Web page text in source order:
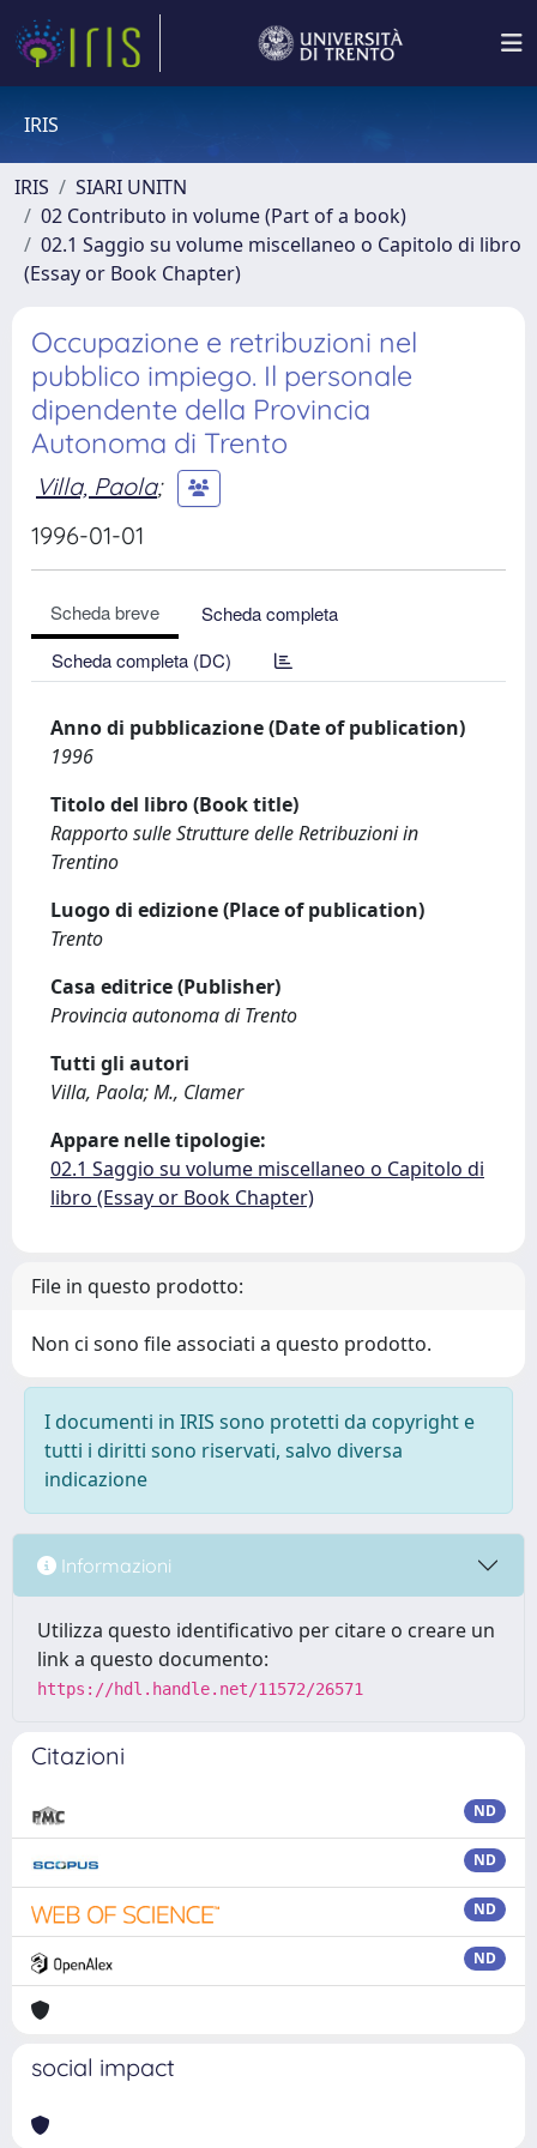
IRIS
IRIS
SIARI UNITN
02 Contributo in volume (Part of a book)
02.1 Saggio su volume miscellaneo o Capitolo di libro
(Essay or Book Chapter)
Occupazione e retribuzioni nel
pubblico impiego. Il personale
dipendente della Provincia
Autonoma di Trento
Villa, Paola;
1996-01-01
Scheda breve
Scheda completa
Scheda completa (DC)
Anno di pubblicazione (Date of publication)
1996
Titolo del libro (Book title)
Rapporto sulle Strutture delle Retribuzioni in
Trentino
Luogo di edizione (Place of publication)
Trento
Casa editrice (Publisher)
Provincia autonoma di Trento
Tutti gli autori
Villa, Paola; M., Clamer
Appare nelle tipologie:
02.1 Saggio su volume miscellaneo o Capitolo di
libro (Essay or Book Chapter)
File in questo prodotto:
Non ci sono file associati a questo prodotto.
I documenti in IRIS sono protetti da copyright e
tutti i diritti sono riservati, salvo diversa
indicazione
Informazioni
Utilizza questo identificativo per citare o creare un
link a questo documento:
https://hdl.handle.net/11572/26571
Citazioni
ND
ND
ND
ND
social impact